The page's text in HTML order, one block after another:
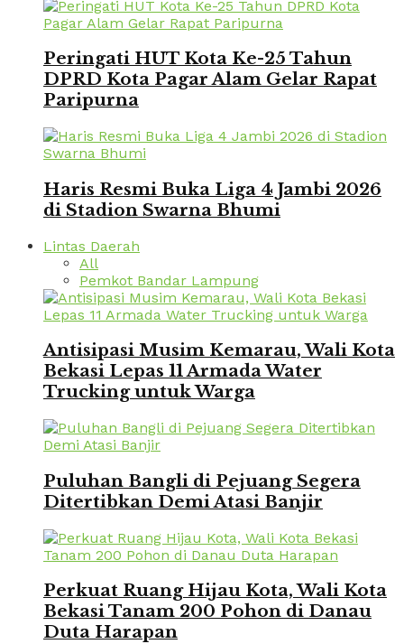
Peringati HUT Kota Ke-25 Tahun
DPRD Kota Pagar Alam Gelar Rapat
Paripurna
Haris Resmi Buka Liga 4 Jambi 2026
di Stadion Swarna Bhumi
Lintas Daerah
All
Pemkot Bandar Lampung
Antisipasi Musim Kemarau, Wali Kota
Bekasi Lepas 11 Armada Water
Trucking untuk Warga
Puluhan Bangli di Pejuang Segera
Ditertibkan Demi Atasi Banjir
Perkuat Ruang Hijau Kota, Wali Kota
Bekasi Tanam 200 Pohon di Danau
Duta Harapan